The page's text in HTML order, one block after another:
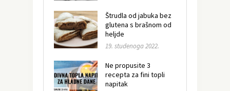
Štrudla od jabuka bez
glutena s brašnom od
heljde
19. studenoga 2022.
Ne propusite 3
recepta za fini topli
napitak